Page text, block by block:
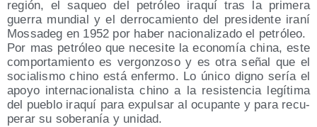
región, el saqueo del petró­leo ira­quí tras la pri­me­ra
gue­rra mun­dial y el derro­ca­mien­to del pre­si­den­te ira­ní
Mos­sa­deg en 1952 por haber nacio­na­li­za­do el petró­leo.
Por mas petró­leo que nece­si­te la eco­no­mía chi­na, este
com­por­ta­mien­to es ver­gon­zo­so y es otra señal que el
socia­lis­mo chino está enfer­mo. Lo úni­co digno sería el
apo­yo inter­na­cio­na­lis­ta chino a la resis­ten­cia legí­ti­ma
del pue­blo ira­quí para expul­sar al ocu­pan­te y para recu­
pe­rar su sobe­ra­nía y unidad.